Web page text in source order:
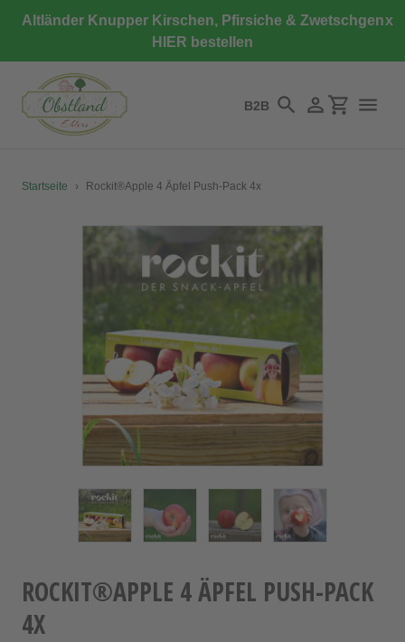
zumAltländer Knupper Kirschen, Pfirsiche & Zwetschgen
HIER bestellen
x
B2B SuchenEinloggen
Startseite › Rockit®Apple 4 Äpfel Push-Pack 4x
ROCKIT®APPLE 4 ÄPFEL PUSH-PACK
4X